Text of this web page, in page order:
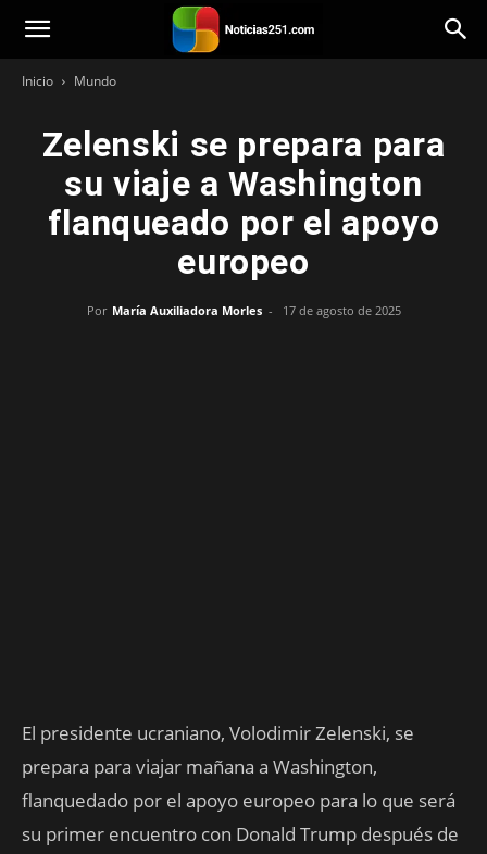
Noticias251
Inicio Mundo
Zelenski se prepara para
su viaje a Washington
flanqueado por el apoyo
europeo
Por María Auxiliadora Morles - 17 de agosto de 2025
El presidente ucraniano, Volodimir Zelenski, se
prepara para viajar mañana a Washington,
flanquedado por el apoyo europeo para lo que será
su primer encuentro con Donald Trump después de